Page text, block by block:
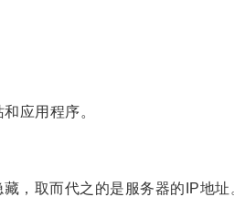
应用程序。
取而代之的是服务器的IP地址